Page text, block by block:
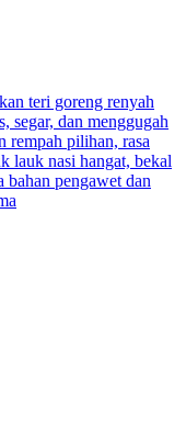
teri goreng renyah
segar, dan menggugah
rempah pilihan, rasa
lauk nasi hangat, bekal
bahan pengawet dan